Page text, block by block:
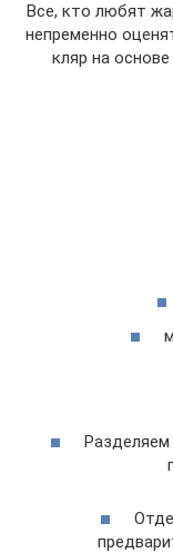
Все, кто любят
непременно
кляр на
Разделяем